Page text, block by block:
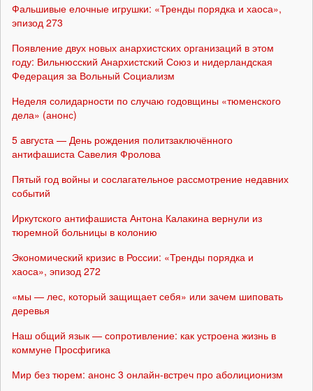
Фальшивые елочные игрушки: «Тренды порядка и хаоса»,
эпизод 273
Появление двух новых анархистских организаций в этом
году: Вильнюсский Анархистский Союз и нидерландская
Федерация за Вольный Социализм
Неделя солидарности по случаю годовщины «тюменского
дела» (анонс)
5 августа — День рождения политзаключённого
антифашиста Савелия Фролова
Пятый год войны и сослагательное рассмотрение недавних
событий
Иркутского антифашиста Антона Калакина вернули из
тюремной больницы в колонию
Экономический кризис в России: «Тренды порядка и
хаоса», эпизод 272
«мы — лес, который защищает себя» или зачем шиповать
деревья
Наш общий язык — сопротивление: как устроена жизнь в
коммуне Просфигика
Мир без тюрем: анонс 3 онлайн-встреч про аболиционизм